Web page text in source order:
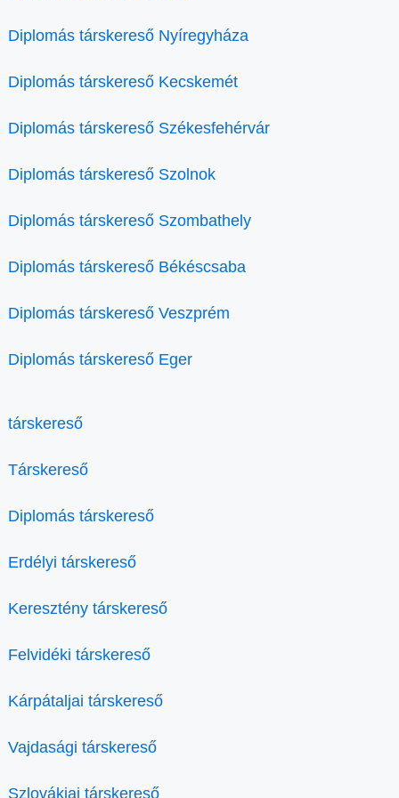
Diplomás társkereső Nyíregyháza
Diplomás társkereső Kecskemét
Diplomás társkereső Székesfehérvár
Diplomás társkereső Szolnok
Diplomás társkereső Szombathely
Diplomás társkereső Békéscsaba
Diplomás társkereső Veszprém
Diplomás társkereső Eger
társkereső
Társkereső
Diplomás társkereső
Erdélyi társkereső
Keresztény társkereső
Felvidéki társkereső
Kárpátaljai társkereső
Vajdasági társkereső
Szlovákiai társkereső